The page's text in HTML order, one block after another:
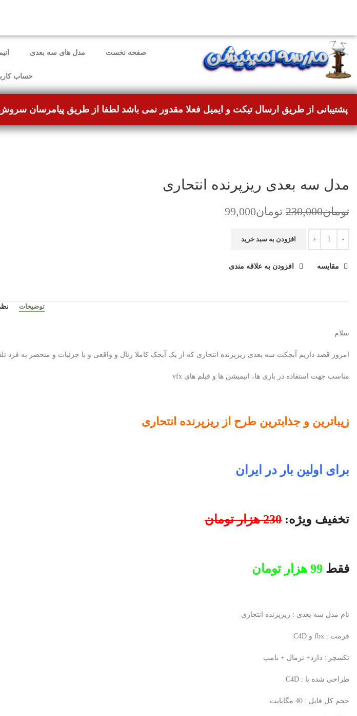
صفحه نخست مدل های سه بعدی
حساب
پشتیبانی از طریق ارسال تیکت و ایمیل فعلا مقدور نمی باشد لطفا از طریق پیامرسان سروش
مدل سه بعدی ریزپرنده انتحاری
تومان230,000 تومان99,000
افزودن به سبد خرید
مقایسه افزودن به علاقه مندی
توضیحات
سلام
امروز قصد داریم آبجکت سه بعدی ریزپرنده انتحاری که از یک آبجک کاملا رئال و واقعی و با جزئیات و منحصر به فرد
مناسب جهت استفاده در بازی ها، انیمیشن ها و فیلم های vfx
زیباترین و جذابترین طرح از ریزپرنده انتحاری
برای اولین بار در ایران
تخفیف ویژه: 230 هزار تومان
فقط 99 هزار تومان
نام مدل سه بعدی : ریزپرنده انتحاری
فرمت : fbx و C4D
تکسچر : دارد+ نرمال + بامپ
طراحی شده با : C4D
حجم کل فایل : 40 مگابایت